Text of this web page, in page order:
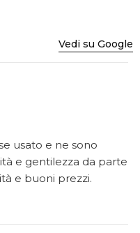
Vedi su Google
usato e ne sono
e gentilezza da parte
e buoni prezzi.